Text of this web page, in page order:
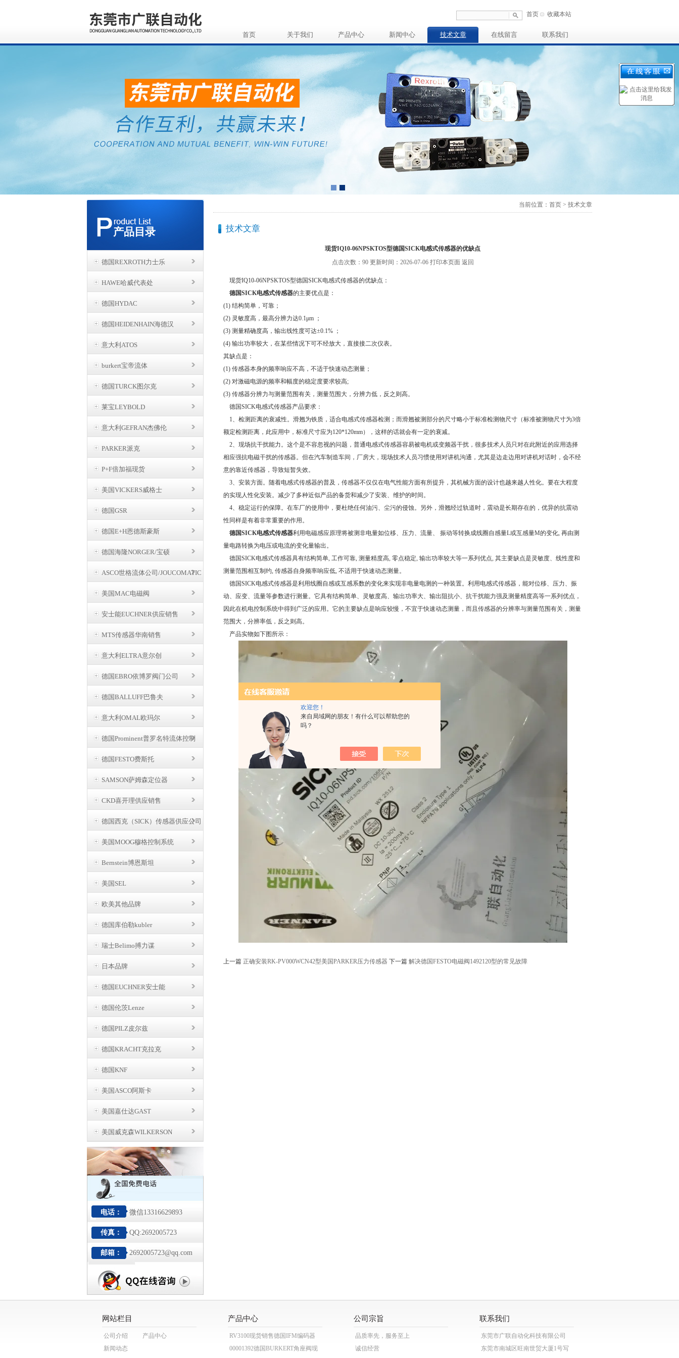
欢迎您！
来自局域网的朋友！有什么可以帮助您的
吗？
首页 收藏本站
首页 关于我们 产品中心 新闻中心 技术文章 在线留言 联系我们
产品目录
德国REXROTH力士乐
HAWE哈威代表处
德国HYDAC
德国HEIDENHAIN海德汉
意大利ATOS
burkert宝帝流体
德国TURCK图尔克
莱宝LEYBOLD
意大利GEFRAN杰佛伦
PARKER派克
P+F倍加福现货
美国VICKERS威格士
德国GSR
德国E+H恩德斯豪斯
德国海隆NORGER/宝硕
BUSCHJOST
ASCO世格流体公司/JOUCOMATIC
美国MAC电磁阀
安士能EUCHNER供应销售
MTS传感器华南销售
意大利ELTRA意尔创
德国EBRO依博罗阀门公司
德国BALLUFF巴鲁夫
意大利OMAL欧玛尔
德国Prominent普罗名特流体控制
德国FESTO费斯托
SAMSON萨姆森定位器
CKD喜开理供应销售
德国西克（SICK）传感器供应公司
美国MOOG穆格控制系统
Bernstein博恩斯坦
美国SEL
欧美其他品牌
德国库伯勒kubler
瑞士Belimo搏力谋
日本品牌
德国EUCHNER安士能
德国伦茨Lenze
德国PILZ皮尔兹
德国KRACHT克拉克
德国KNF
美国ASCO阿斯卡
美国嘉仕达GAST
美国威克森WILKERSON
电话： 微信13316629893
传真： QQ:2692005723
邮箱： 2692005723@qq.com
当前位置：首页 > 技术文章
技术文章
现货IQ10-06NPSKTOS型德国SICK电感式传感器的优缺点
点击次数：90 更新时间：2026-07-06打印本页面 返回
现货IQ10-06NPSKTOS型德国SICK电感式传感器的优缺点：
德国SICK电感式传感器的主要优点是：
(1) 结构简单，可靠；
(2) 灵敏度高，最高分辨力达0.1μm ；
(3) 测量精确度高，输出线性度可达±0.1% ；
(4) 输出功率较大，在某些情况下可不经放大，直接接二次仪表。
其缺点是：
(1) 传感器本身的频率响应不高，不适于快速动态测量；
(2) 对激磁电源的频率和幅度的稳定度要求较高;
(3) 传感器分辨力与测量范围有关，测量范围大，分辨力低，反之则高。
德国SICK电感式传感器产品要求：
1、检测距离的衰减性。滑翘为铁质，适合电感式传感器检测；而滑翘被测部分的尺寸略小于标准检测物尺寸（标准被测物尺寸为3倍
额定检测距离，此应用中，标准尺寸应为120*120mm），这样的话就会有一定的衰减。
2、现场抗干扰能力。这个是不容忽视的问题，普通电感式传感器容易被电机或变频器干扰，很多技术人员只对在此附近的应用选择
相应强抗电磁干扰的传感器。但在汽车制造车间，厂房大，现场技术人员习惯使用对讲机沟通，尤其是边走边用对讲机对话时，会不经
意的靠近传感器，导致短暂失效。
3、安装方面。随着电感式传感器的普及，传感器不仅仅在电气性能方面有所提升，其机械方面的设计也越来越人性化。要在大程度
的实现人性化安装。减少了多种近似产品的备货和减少了安装、维护的时间。
4、稳定运行的保障。在车厂的使用中，要杜绝任何油污、尘污的侵蚀。另外，滑翘经过轨道时，震动是长期存在的，优异的抗震动
性同样是有着非常重要的作用。
德国SICK电感式传感器利用电磁感应原理将被测非电量如位移、压力、流量、 振动等转换成线圈自感量L或互感量M的变化, 再由测
量电路转换为电压或电流的变化量输出。
德国SICK电感式传感器具有结构简单, 工作可靠, 测量精度高, 零点稳定, 输出功率较大等一系列优点, 其主要缺点是灵敏度、线性度和
测量范围相互制约, 传感器自身频率响应低, 不适用于快速动态测量。
德国SICK电感式传感器是利用线圈自感或互感系数的变化来实现非电量电测的一种装置。利用电感式传感器，能对位移、压力、振
动、应变、流量等参数进行测量。它具有结构简单、灵敏度高、输出功率大、输出阻抗小、抗干扰能力强及测量精度高等一系列优点，
因此在机电控制系统中得到广泛的应用。它的主要缺点是响应较慢，不宜于快速动态测量，而且传感器的分辨率与测量范围有关，测量
范围大，分辨率低，反之则高。
产品实物如下图所示：
上一篇 正确安装RK-PV000WCN42型美国PARKER压力传感器 下一篇 解决德国FESTO电磁阀1492120型的常见故障
网站栏目
公司介绍
产品中心
新闻动态
产品中心
RV3100现货销售德国IFM编码器
00001392德国BURKERT角座阀现
公司宗旨
品质率先，服务至上
诚信经营
联系我们
东莞市广联自动化科技有限公司
东莞市南城区旺南世贸大厦1号写